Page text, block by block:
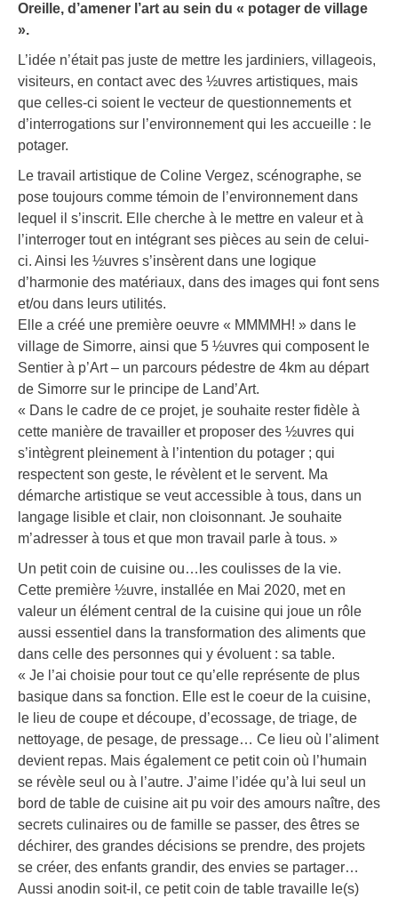
Oreille, d’amener l’art au sein du « potager de village
».
L’idée n’était pas juste de mettre les jardiniers, villageois,
visiteurs, en contact avec des ½uvres artistiques, mais
que celles-ci soient le vecteur de questionnements et
d’interrogations sur l’environnement qui les accueille : le
potager.
Le travail artistique de Coline Vergez, scénographe, se
pose toujours comme témoin de l’environnement dans
lequel il s’inscrit. Elle cherche à le mettre en valeur et à
l’interroger tout en intégrant ses pièces au sein de celui-
ci. Ainsi les ½uvres s’insèrent dans une logique
d’harmonie des matériaux, dans des images qui font sens
et/ou dans leurs utilités.
Elle a créé une première oeuvre « MMMMH! » dans le
village de Simorre, ainsi que 5 ½uvres qui composent le
Sentier à p’Art – un parcours pédestre de 4km au départ
de Simorre sur le principe de Land’Art.
« Dans le cadre de ce projet, je souhaite rester fidèle à
cette manière de travailler et proposer des ½uvres qui
s’intègrent pleinement à l’intention du potager ; qui
respectent son geste, le révèlent et le servent. Ma
démarche artistique se veut accessible à tous, dans un
langage lisible et clair, non cloisonnant. Je souhaite
m’adresser à tous et que mon travail parle à tous. »
Un petit coin de cuisine ou…les coulisses de la vie.
Cette première ½uvre, installée en Mai 2020, met en
valeur un élément central de la cuisine qui joue un rôle
aussi essentiel dans la transformation des aliments que
dans celle des personnes qui y évoluent : sa table.
« Je l’ai choisie pour tout ce qu’elle représente de plus
basique dans sa fonction. Elle est le coeur de la cuisine,
le lieu de coupe et découpe, d’ecossage, de triage, de
nettoyage, de pesage, de pressage… Ce lieu où l’aliment
devient repas. Mais également ce petit coin où l’humain
se révèle seul ou à l’autre. J’aime l’idée qu’à lui seul un
bord de table de cuisine ait pu voir des amours naître, des
secrets culinaires ou de famille se passer, des êtres se
déchirer, des grandes décisions se prendre, des projets
se créer, des enfants grandir, des envies se partager…
Aussi anodin soit-il, ce petit coin de table travaille le(s)